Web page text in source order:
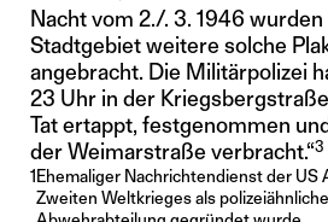
Nacht vom 2./. 3. 1946
Stadtgebiet weitere solche
angebracht. Die Militärpolizei
23 Uhr in der
Tat ertappt, festgenommen
der Weimarstraße verbracht.“3
1Ehemaliger Nachrichtendienst der US
Zweiten Weltkrieges als